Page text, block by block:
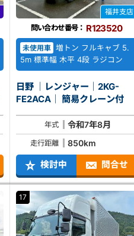
福井支店
問い合わせ番号： R123520
未使用車 増トン フルキャブ 5.
5m 標準幅 木平 4段 ラジコン
日野 ｜レンジャー｜2KG-
FE2ACA｜ 簡易クレーン付
年式 令和7年8月
走行距離 850km
検討中 問合せ
17